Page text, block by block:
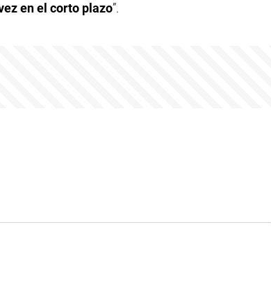
en el corto plazo”.